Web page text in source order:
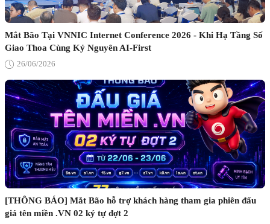
Mắt Bão Tại VNNIC Internet Conference 2026 - Khi Hạ Tầng Số
Giao Thoa Cùng Kỷ Nguyên AI-First
26/06/2026
[THÔNG BÁO] Mắt Bão hỗ trợ khách hàng tham gia phiên đấu
giá tên miền .VN 02 ký tự đợt 2